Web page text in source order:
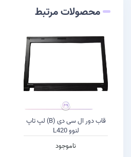
محصولات مرتبط
قاب دور ال سی دی (B) لپ تاپ
لنوو L420
ناموجود